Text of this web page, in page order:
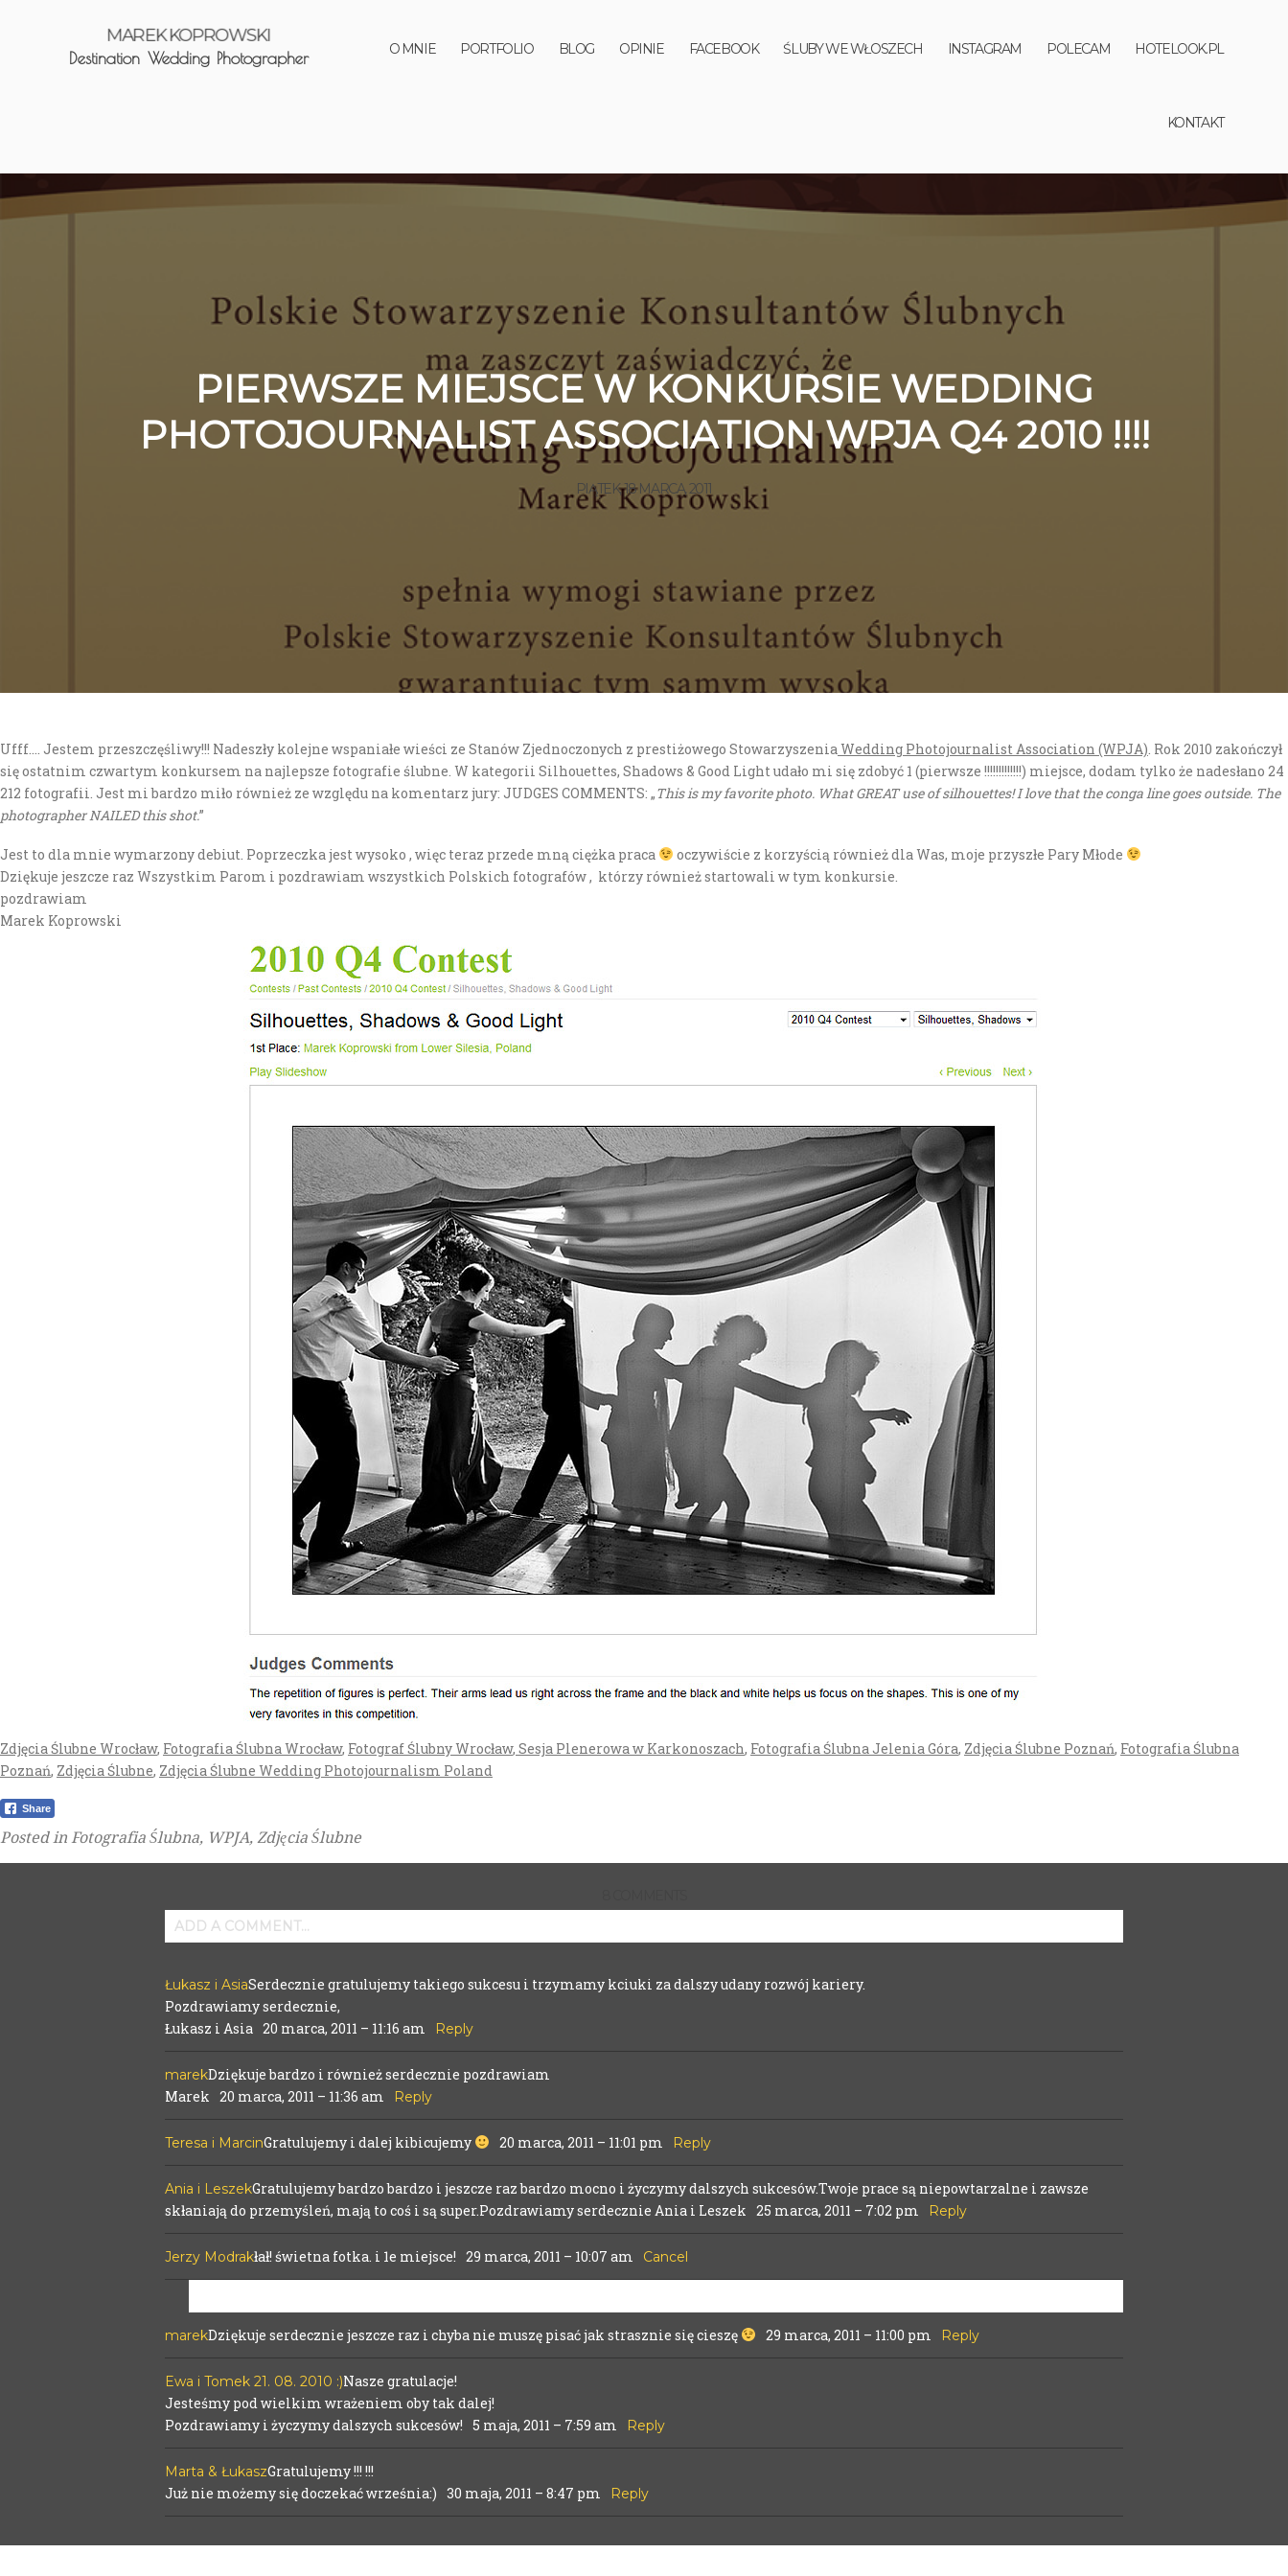
MAREK KOPROWSKI
Destination Wedding Photographer O MNIE PORTFOLIO BLOG OPINIE FACEBOOK ŚLUBY WE WŁOSZECH INSTAGRAM POLECAM HOTELOOK.PL
KONTAKT
PIERWSZE MIEJSCE W KONKURSIE WEDDING
PHOTOJOURNALIST ASSOCIATION WPJA Q4 2010 !!!!
PIĄTEK, 18 MARCA, 2011
Ufff…. Jestem przeszczęśliwy!!! Nadeszły kolejne wspaniałe wieści ze Stanów Zjednoczonych z prestiżowego StowarzyszeniaWedding Photojournalist Association (WPJA). Rok 2010 zakończył
się ostatnim czwartym konkursem na najlepsze fotografie ślubne. W kategorii Silhouettes, Shadows & Good Light udało mi się zdobyć 1 (pierwsze !!!!!!!!!!!!!) miejsce, dodam tylko że nadesłano 24
212 fotografii. Jest mi bardzo miło również ze względu na komentarz jury: JUDGES COMMENTS: „This is my favorite photo. What GREAT use of silhouettes! I love that the conga line goes outside. The
photographer NAILED this shot.”
Jest to dla mnie wymarzony debiut. Poprzeczka jest wysoko , więc teraz przede mną ciężka praca
oczywiście z korzyścią również dla Was, moje przyszłe Pary Młode
Dziękuje jeszcze raz Wszystkim Parom i pozdrawiam wszystkich Polskich fotografów , którzy również startowali w tym konkursie.
pozdrawiam
Marek Koprowski
Zdjęcia Ślubne Wrocław, Fotografia Ślubna Wrocław, Fotograf Ślubny Wrocław, Sesja Plenerowa w Karkonoszach, Fotografia Ślubna Jelenia Góra, Zdjęcia Ślubne Poznań, Fotografia Ślubna
Poznań, Zdjęcia Ślubne, Zdjęcia Ślubne Wedding Photojournalism Poland
Share
Posted in Fotografia Ślubna, WPJA, Zdjęcia Ślubne
ADD A COMMENT...
Łukasz i AsiaSerdecznie gratulujemy takiego sukcesu i trzymamy kciuki za dalszy udany rozwój kariery.
Pozdrawiamy serdecznie,
Łukasz i Asia 20 marca, 2011 – 11:16 am Reply
marekDziękuje bardzo i również serdecznie pozdrawiam
Marek 20 marca, 2011 – 11:36 am Reply
Teresa i MarcinGratulujemy i dalej kibicujemy 20 marca, 2011 – 11:01 pm Reply
Ania i LeszekGratulujemy bardzo bardzo i jeszcze raz bardzo mocno i życzymy dalszych sukcesów.Twoje prace są niepowtarzalne i zawsze
skłaniają do przemyśleń, mają to coś i są super.Pozdrawiamy serdecznie Ania i Leszek 25 marca, 2011 – 7:02 pm Reply
Jerzy Modrakłał! świetna fotka. i 1e miejsce! 29 marca, 2011 – 10:07 am Cancel
Your email isneverpublished or shared. Required fields are marked *
POST COMMENT
marekDziękuje serdecznie jeszcze raz i chyba nie muszę pisać jak strasznie się cieszę 29 marca, 2011 – 11:00 pm Reply
Ewa i Tomek 21. 08. 2010 :)Nasze gratulacje!
Jesteśmy pod wielkim wrażeniem oby tak dalej!
Pozdrawiamy i życzymy dalszych sukcesów! 5 maja, 2011 – 7:59 am Reply
Marta & ŁukaszGratulujemy !!! !!!
Już nie możemy się doczekać września:) 30 maja, 2011 – 8:47 pm Reply